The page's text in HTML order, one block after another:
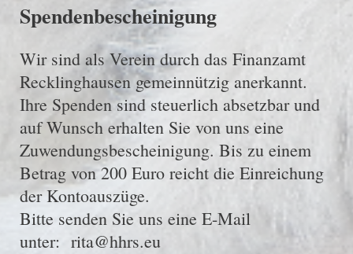
Spendenbescheinigung
Wir sind als Verein durch das Finanzamt
Recklinghausen gemeinnützig anerkannt.
Ihre Spenden sind steuerlich absetzbar und
auf Wunsch erhalten Sie von uns eine
Zuwendungsbescheinigung. Bis zu einem
Betrag von 200 Euro reicht die Einreichung
der Kontoauszüge.
Bitte senden Sie uns eine E-Mail
unter: rita@hhrs.eu